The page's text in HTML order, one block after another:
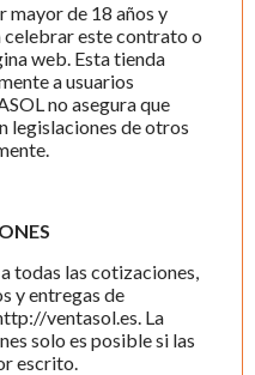
mayor de 18 años y
celebrar este contrato o
web. Esta tienda
a usuarios
no asegura que
legislaciones de otros
todas las cotizaciones,
y entregas de
ventasol.es. La
solo es posible si las
escrito.